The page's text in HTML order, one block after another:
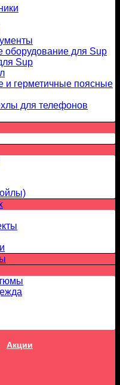
оборудование для Sup
Sup
и герметичные поясные
для телефонов
Акции